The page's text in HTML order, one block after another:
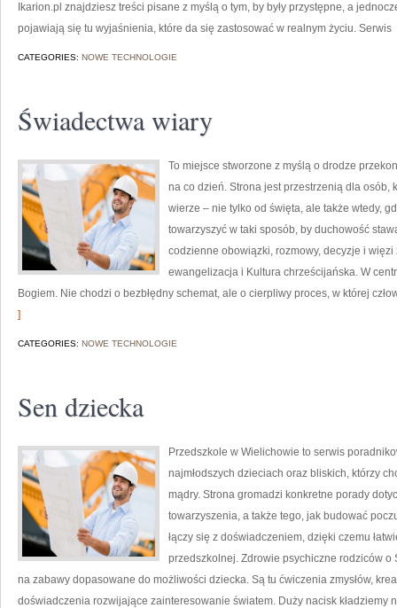
Ikarion.pl znajdziesz treści pisane z myślą o tym, by były przystępne, a
pojawiają się tu wyjaśnienia, które da się zastosować w realnym życiu. Serwis
CATEGORIES: NOWE TECHNOLOGIE
Świadectwa wiary
To miejsce stworzone z myślą o drodze
na co dzień. Strona jest przestrzenią dla
wierze – nie tylko od święta, ale także wtedy,
towarzyszyć w taki sposób, by duchowość
codzienne obowiązki, rozmowy, decyzje i
ewangelizacja i Kultura chrześcijańska. W
Bogiem. Nie chodzi o bezbłędny schemat, ale o cierpliwy proces, w której
]
CATEGORIES: NOWE TECHNOLOGIE
Sen dziecka
Przedszkole w Wielichowie to serwis
najmłodszych dzieciach oraz bliskich, którzy
mądry. Strona gromadzi konkretne porady
towarzyszenia, a także tego, jak budować
łączy się z doświadczeniem, dzięki czemu
przedszkolnej. Zdrowie psychiczne rodziców o
na zabawy dopasowane do możliwości dziecka. Są tu ćwiczenia zmysłów,
doświadczenia rozwijające zainteresowanie światem. Duży nacisk kładziemy